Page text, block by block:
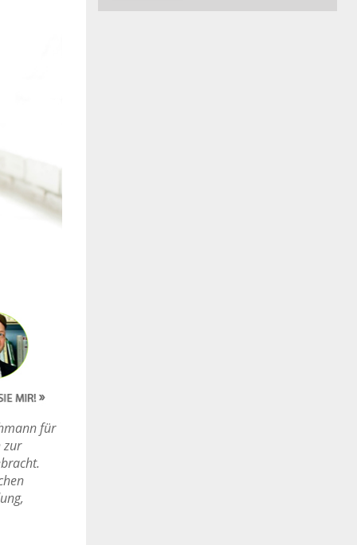
für
zur